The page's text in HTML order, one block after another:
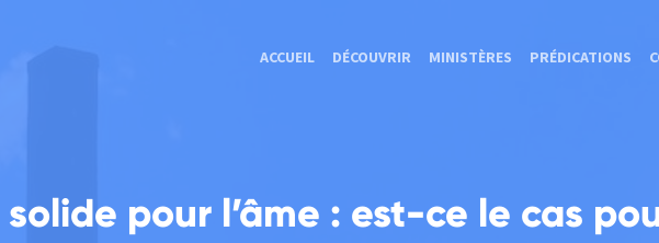
ACCUEIL DÉCOUVRIR MINISTÈRES PRÉDICATIONS
pour l’âme : est-ce le cas